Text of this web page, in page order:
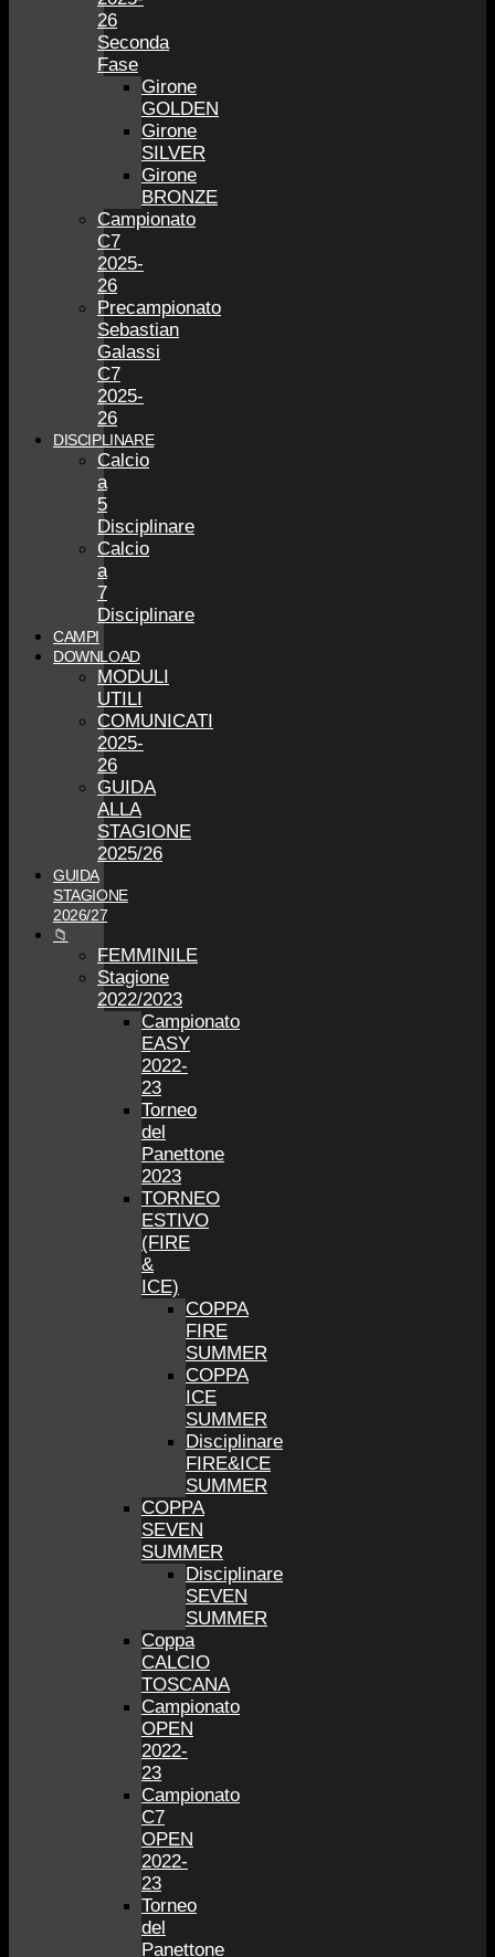
26
Seconda
Fase
Girone
GOLDEN
Girone
SILVER
Girone
BRONZE
Campionato
C7
2025-
26
Precampionato
Sebastian
Galassi
C7
2025-
26
DISCIPLINARE
Calcio
a
5
Disciplinare
Calcio
a
7
Disciplinare
CAMPI
DOWNLOAD
MODULI
UTILI
COMUNICATI
2025-
26
GUIDA
ALLA
STAGIONE
2025/26
GUIDA
STAGIONE
2026/27
📁
FEMMINILE
Stagione
2022/2023
Campionato
EASY
2022-
23
Torneo
del
Panettone
2023
TORNEO
ESTIVO
(FIRE
&
ICE)
COPPA
FIRE
SUMMER
COPPA
ICE
SUMMER
Disciplinare
FIRE&ICE
SUMMER
COPPA
SEVEN
SUMMER
Disciplinare
SEVEN
SUMMER
Coppa
CALCIO
TOSCANA
Campionato
OPEN
2022-
23
Campionato
C7
OPEN
2022-
23
Torneo
del
Panettone